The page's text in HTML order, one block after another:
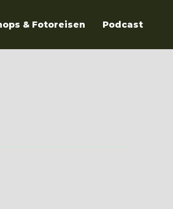
& Fotoreisen Podcast